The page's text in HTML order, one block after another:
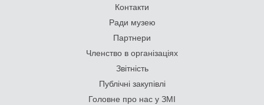
Контакти
Ради музею
Партнери
Членство в організаціях
Звітність
Публічні закупівлі
Головне про нас у ЗМІ